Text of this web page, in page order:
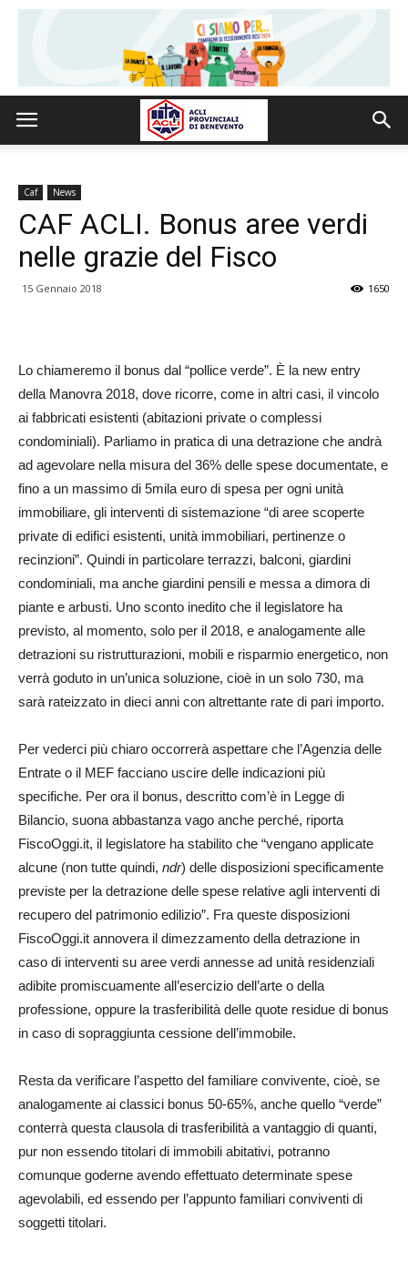
Caf News
CAF ACLI. Bonus aree verdi
nelle grazie del Fisco
15 Gennaio 2018 1650
Lo chiameremo il bonus dal “pollice verde”. È la new entry
della Manovra 2018, dove ricorre, come in altri casi, il vincolo
ai fabbricati esistenti (abitazioni private o complessi
condominiali). Parliamo in pratica di una detrazione che andrà
ad agevolare nella misura del 36% delle spese documentate, e
fino a un massimo di 5mila euro di spesa per ogni unità
immobiliare, gli interventi di sistemazione “di aree scoperte
private di edifici esistenti, unità immobiliari, pertinenze o
recinzioni”. Quindi in particolare terrazzi, balconi, giardini
condominiali, ma anche giardini pensili e messa a dimora di
piante e arbusti. Uno sconto inedito che il legislatore ha
previsto, al momento, solo per il 2018, e analogamente alle
detrazioni su ristrutturazioni, mobili e risparmio energetico, non
verrà goduto in un’unica soluzione, cioè in un solo 730, ma
sarà rateizzato in dieci anni con altrettante rate di pari importo.
Per vederci più chiaro occorrerà aspettare che l’Agenzia delle
Entrate o il MEF facciano uscire delle indicazioni più
specifiche. Per ora il bonus, descritto com’è in Legge di
Bilancio, suona abbastanza vago anche perché, riporta
FiscoOggi.it, il legislatore ha stabilito che “vengano applicate
alcune (non tutte quindi, ndr) delle disposizioni specificamente
previste per la detrazione delle spese relative agli interventi di
recupero del patrimonio edilizio”. Fra queste disposizioni
FiscoOggi.it annovera il dimezzamento della detrazione in
caso di interventi su aree verdi annesse ad unità residenziali
adibite promiscuamente all’esercizio dell’arte o della
professione, oppure la trasferibilità delle quote residue di bonus
in caso di sopraggiunta cessione dell’immobile.
Resta da verificare l’aspetto del familiare convivente, cioè, se
analogamente ai classici bonus 50-65%, anche quello “verde”
conterrà questa clausola di trasferibilità a vantaggio di quanti,
pur non essendo titolari di immobili abitativi, potranno
comunque goderne avendo effettuato determinate spese
agevolabili, ed essendo per l’appunto familiari conviventi di
soggetti titolari.